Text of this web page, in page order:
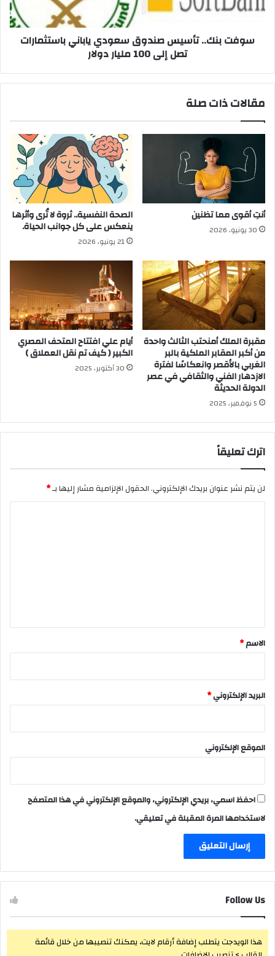
تصل
100سوفت بنك.. تأسيس صندوق سعودي ياباني باستثمارات
تصل إلى 100 مليار دولار
مقالات ذات صلة
أنتِ أقوى مما تظنين
30 يونيو، 2026
الصحة النفسية.. ثروة لا تُرى وأثرها
ينعكس على كل جوانب الحياة.
21 يونيو، 2026
مقبرة الملك أمنحتب الثالث واحدة
من أكبر المقابر الملكية بالبر
الغربي بالأقصر وانعكاسًا لفترة
الازدهار الفني والثقافي في عصر
الدولة الحديثة
5 نوفمبر، 2025
أيام علي افتتاح المتحف المصري
الكبير ( كيف تم نقل العملاق )
30 أكتوبر، 2025
اترك تعليقاً
لن يتم نشر عنوان بريدك الإلكتروني.الحقول الإلزامية مشار إليها بـ*
*
الاسم*
البريد الإلكتروني*
الموقع الإلكتروني
احفظ اسمي، بريدي الإلكتروني، والموقع الإلكتروني في هذا المتصفح
لاستخدامها المرة المقبلة في تعليقي.
Follow Us
هذا الويدجت يتطلب إضافة أرقام لايت، يمكنك تنصيبها من خلال قائمة